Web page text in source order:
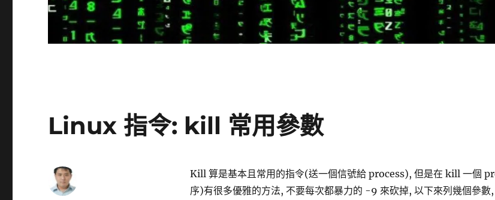
Linux 指令: kill 常用參數
Kill 算是基本且常用的指令(送一個信號給 process), 但是在 kill 一個
序)有很多優雅的方法, 不要每次都暴力的 -9 來砍掉, 以下來列幾個參數